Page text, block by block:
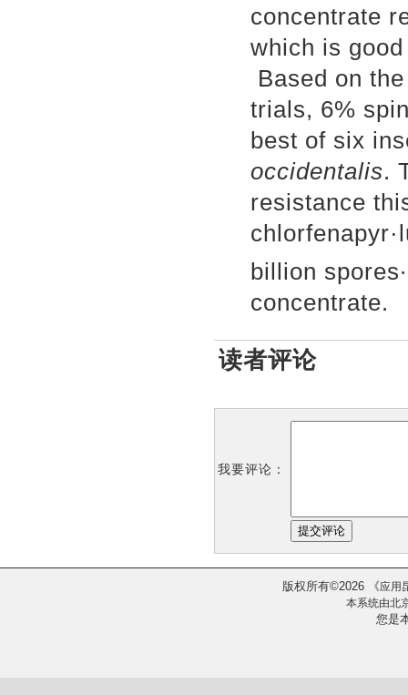
concentrate
which is
Based on
trials, 6%
best of six
occidentalis.
resistance
billion
concentrate.
读者评论
我要评论：
版权所有©2026 《应用
本系统由北
您是